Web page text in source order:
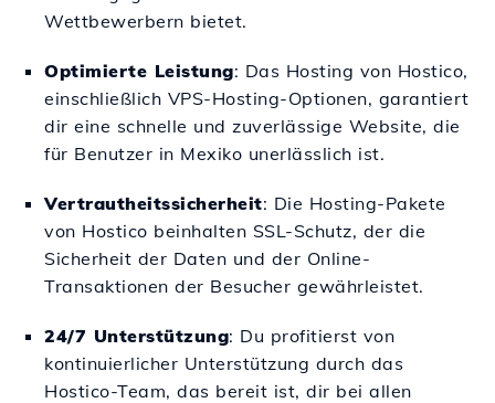
Wettbewerbern bietet.
Optimierte Leistung: Das Hosting von Hostico,
einschließlich VPS-Hosting-Optionen, garantiert
dir eine schnelle und zuverlässige Website, die
für Benutzer in Mexiko unerlässlich ist.
Vertrautheitssicherheit: Die Hosting-Pakete
von Hostico beinhalten SSL-Schutz, der die
Sicherheit der Daten und der Online-
Transaktionen der Besucher gewährleistet.
24/7 Unterstützung: Du profitierst von
kontinuierlicher Unterstützung durch das
Hostico-Team, das bereit ist, dir bei allen